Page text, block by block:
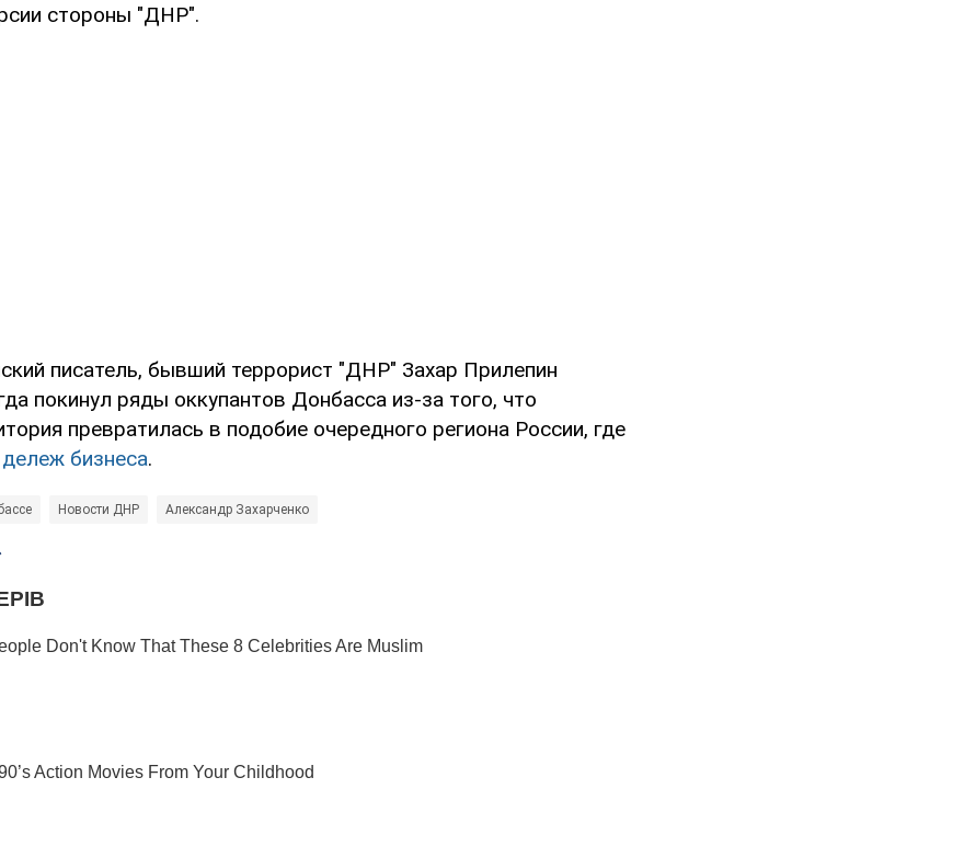
стороны "ДНР".
писатель, бывший террорист "ДНР" Захар Прилепин
покинул ряды оккупантов Донбасса из-за того, что
превратилась в подобие очередного региона России, где
бизнеса.
Новости ДНР Александр Захарченко